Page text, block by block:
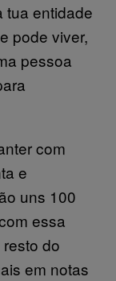
tua entidade
pode viver,
pessoa
com
e
uns 100
essa
do
em notas